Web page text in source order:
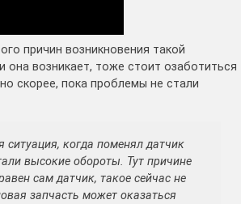
причин возникновения такой
она возникает, тоже стоит озаботиться
скорее, пока проблемы не стали
ситуация, когда поменял датчик
высокие обороты. Тут причине
сам датчик, такое сейчас не
запчасть может оказаться